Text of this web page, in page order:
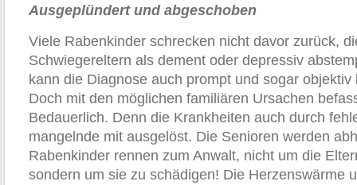
Ausgeplündert und abgeschoben
Viele Rabenkinder schrecken nicht davor zurück,
Schwiegereltern als dement oder depressiv
kann die Diagnose auch prompt und sogar
Doch mit den möglichen familiären Ursachen
Bedauerlich. Denn die Krankheiten auch durch
mangelnde mit ausgelöst. Die Senioren werden
Rabenkinder rennen zum Anwalt, nicht um die
sondern um sie zu schädigen! Die Herzenswärme